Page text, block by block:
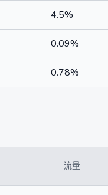
4.5%
0.09%
0.78%
流量